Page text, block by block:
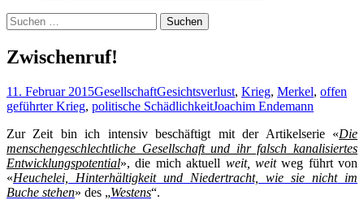
Suchen
nach:
Zwischenruf!
11. Februar 2015GesellschaftGesichtsverlust, Krieg, Merkel, offen
geführter Krieg, politische SchädlichkeitJoachim Endemann
Zur Zeit bin ich intensiv beschäftigt mit der Artikelserie «Die
menschengeschlechtliche Gesellschaft und ihr falsch kanalisiertes
Entwicklungspotential», die mich aktuell weit, weitweg führt von
«Heuchelei, Hinterhältigkeit und Niedertracht, wie sie nicht im
Buche stehen» des „Westens“.